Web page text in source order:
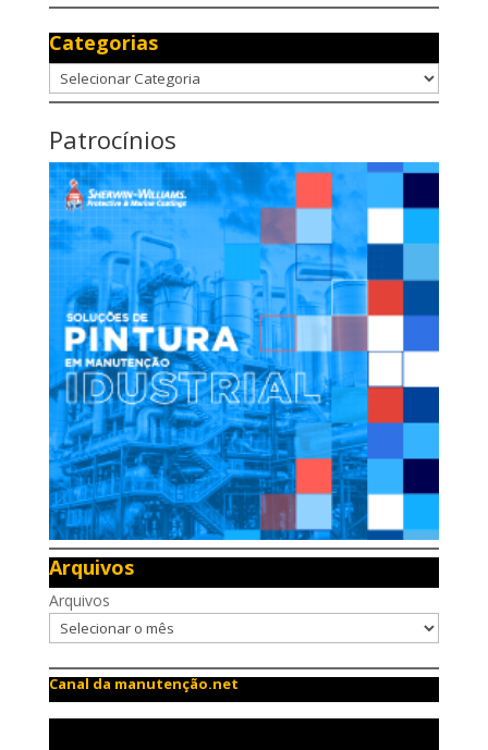
Categorias
Categorias
Patrocínios
Arquivos
Arquivos
Canal da manutenção.net